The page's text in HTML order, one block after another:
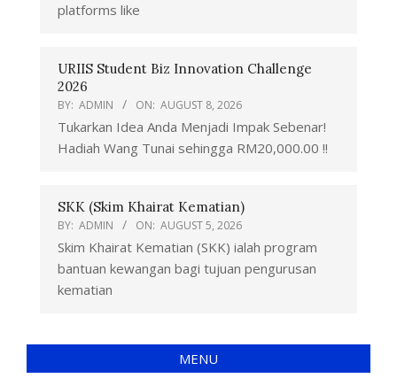
platforms like
URIIS Student Biz Innovation Challenge
2026
BY: ADMIN ON: AUGUST 8, 2026
Tukarkan Idea Anda Menjadi Impak Sebenar!
Hadiah Wang Tunai sehingga RM20,000.00 !!
SKK (Skim Khairat Kematian)
BY: ADMIN ON: AUGUST 5, 2026
Skim Khairat Kematian (SKK) ialah program
bantuan kewangan bagi tujuan pengurusan
kematian
MENU